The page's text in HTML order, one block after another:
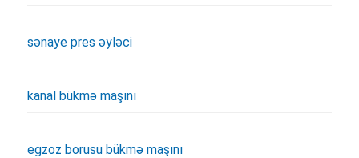
sənaye pres əyləci
kanal bükmə maşını
egzoz borusu bükmə maşını